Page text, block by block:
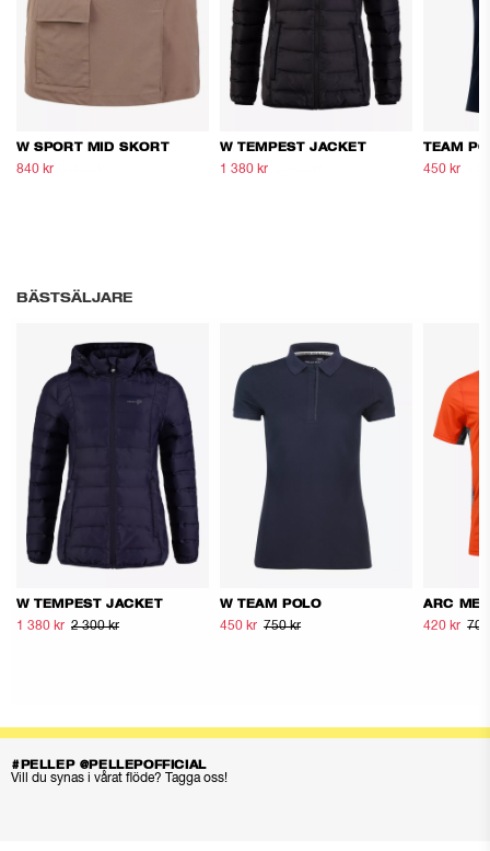
W SPORT MID SKORT
840 kr
W TEMPEST JACKET
1 380 kr
TEAM
450 kr
BÄSTSÄLJARE
W TEMPEST JACKET
1 380 kr 2 300 kr
W TEAM POLO
450 kr 750 kr
ARC
420 kr
#PELLEP @PELLEPOFFICIAL
Vill du synas i vårat flöde? Tagga oss!